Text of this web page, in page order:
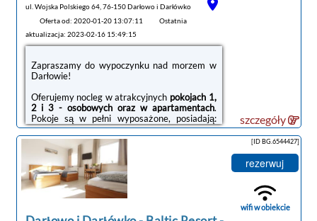
ul. Wojska Polskiego 64, 76-150 Darłowo i Darłówko
Oferta od: 2020-01-20 13:07:11
Ostatnia
aktualizacja: 2023-02-16 15:49:15
Zapraszamy do wypoczynku nad morzem w
Darłowie!
Oferujemy nocleg w atrakcyjnych pokojach 1,
2 i 3 - osobowych oraz w apartamentach.
Pokoje są w pełni wyposażone, posiadają:
łazienki, TV, lodówkę, czajnik oraz WiFi. W
obiekcie jest dodatkowe miejsce gdzie można
przechowywać rowery i inne akcesoria. Hotel
oferuje również Drink-Bar,
do odpoczynku i relaksu. Teren obiektu jest
ogrodzony i jest możliwość zaparkowania
auta.
Obiekt znajduje się w centrumDarłowa -
szczegóły
[ID BG.6544427]
rezerwuj
wifi w obiekcie